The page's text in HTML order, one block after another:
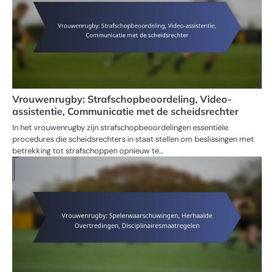
Vrouwenrugby: Strafschopbeoordeling, Video-
assistentie, Communicatie met de scheidsrechter
In het vrouwenrugby zijn strafschopbeoordelingen essentiële
procedures die scheidsrechters in staat stellen om beslissingen met
betrekking tot strafschoppen opnieuw te…